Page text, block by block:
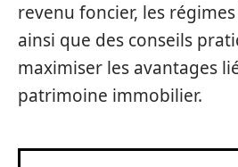
revenu foncier, les
ainsi que des conseils
maximiser les avantages
patrimoine immobilier.